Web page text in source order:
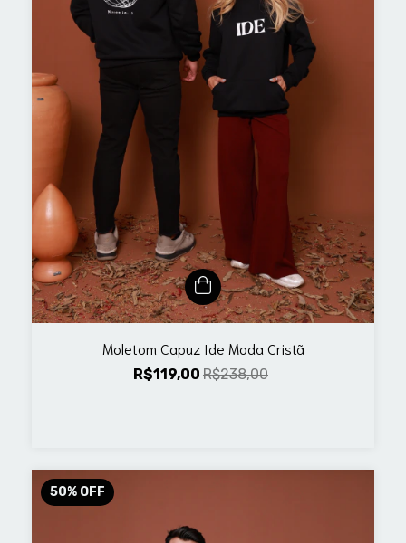
Moletom Capuz Ide Moda Cristã
R$119,00 R$238,00
50% OFF